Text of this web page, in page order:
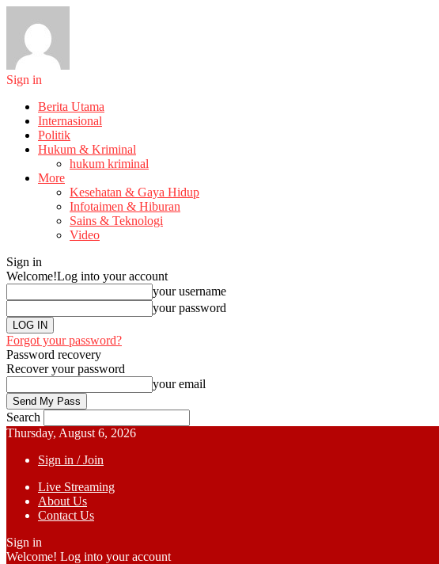
Sign in
Berita Utama
Internasional
Politik
Hukum & Kriminal
hukum kriminal
More
Kesehatan & Gaya Hidup
Infotaimen & Hiburan
Sains & Teknologi
Video
Sign in
Welcome!Log into your account
your username
your password
Forgot your password?
Password recovery
Recover your password
your email
Search
Thursday, August 6, 2026
Sign in / Join
Live Streaming
About Us
Contact Us
Sign in
Welcome! Log into your account